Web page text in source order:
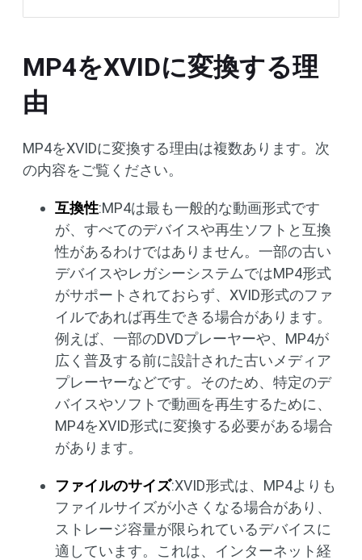
MP4をXVIDに変換する理
由
MP4をXVIDに変換する理由は複数あります。次
の内容をご覧ください。
互換性:MP4は最も一般的な動画形式です
が、すべてのデバイスや再生ソフトと互換
性があるわけではありません。一部の古い
デバイスやレガシーシステムではMP4形式
がサポートされておらず、XVID形式のファ
イルであれば再生できる場合があります。
例えば、一部のDVDプレーヤーや、MP4が
広く普及する前に設計された古いメディア
プレーヤーなどです。そのため、特定のデ
バイスやソフトで動画を再生するために、
MP4をXVID形式に変換する必要がある場合
があります。
ファイルのサイズ:XVID形式は、MP4よりも
ファイルサイズが小さくなる場合があり、
ストレージ容量が限られているデバイスに
適しています。これは、インターネット経